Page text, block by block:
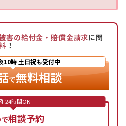
）を収集し、訴訟の準備を
、弁護士が代理人として訴
期日外で国との和解に向け
和解要件を満たすと判断す
立し、賠償金が支払われま
害の給付金・賠償金請求に関
！
10時 土日祝も受付中
で無料相談
で相談予約